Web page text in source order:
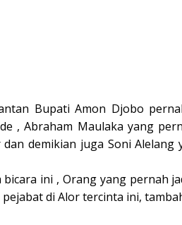
Bupati Amon Djobo
, Abraham Maulaka yang
demikian juga Soni Alelang
ini , Orang yang pernah
di Alor tercinta ini,